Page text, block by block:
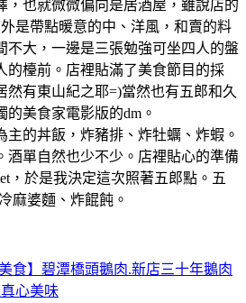
，也就微微偏向是居酒屋，雖說店的
是帶點暖意的中、洋風，和賣的料
不大，一邊是三張勉強可坐四人的盤
的檯前。店裡貼滿了美食節目的採
然有東山紀之耶=)當然也有五郎和久
美食家電影版的dm。
主的丼飯，炸豬排、炸牡蠣、炸蝦。
酒單自然也少不少。店裡貼心的準備
，於是我決定這次照著五郎點。五
麻婆麵、炸餛飩。
食】碧潭橋頭鵝肉.新店三十年鵝肉
心美味